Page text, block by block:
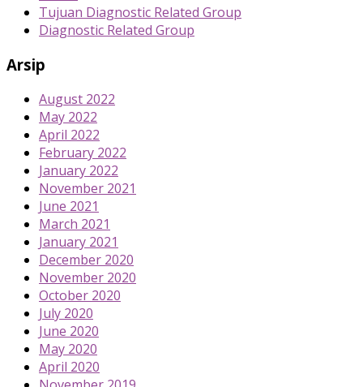
Tujuan Diagnostic Related Group
Diagnostic Related Group
Arsip
August 2022
May 2022
April 2022
February 2022
January 2022
November 2021
June 2021
March 2021
January 2021
December 2020
November 2020
October 2020
July 2020
June 2020
May 2020
April 2020